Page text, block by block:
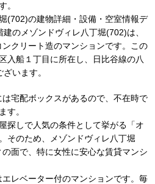
。
(702)の建物詳細・設備・空室情報デ
のメゾンドヴィレ八丁堀(702)は、
クリート造のマンションです。この
入船１丁目に所在し、日比谷線の八
います。
宅配ボックスがあるので、不在時で
す。
探しで人気の条件として挙がる「オ
そのため、メゾンドヴィレ八丁堀
面で、特に女性に安心な賃貸マンシ
レベーター付のマンションです。毎